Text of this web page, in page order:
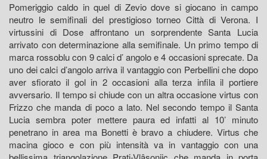
Pomeriggio caldo in quel di Zevio dove si giocano in campo
neutro le semifinali del prestigioso torneo Città di Verona. I
virtussini di Dose affrontano un sorprendente Santa Lucia
arrivato con determinazione alla semifinale. Un primo tempo di
marca rossoblu con 9 calci d’ angolo e 4 occasioni sprecate. Da
uno dei calci d’angolo arriva il vantaggio con Perbellini che dopo
aver sfiorato il gol in 2 occasioni alla terza infila il portiere
avversario. Il tempo si chiude con un altra occasione virtus con
Frizzo che manda di poco a lato. Nel secondo tempo il Santa
Lucia sembra poter mettere paura ed infatti al 10’ minuto
penetrano in area ma Bonetti è bravo a chiudere. Virtus che
macina gioco e con più intensità va in vantaggio con una